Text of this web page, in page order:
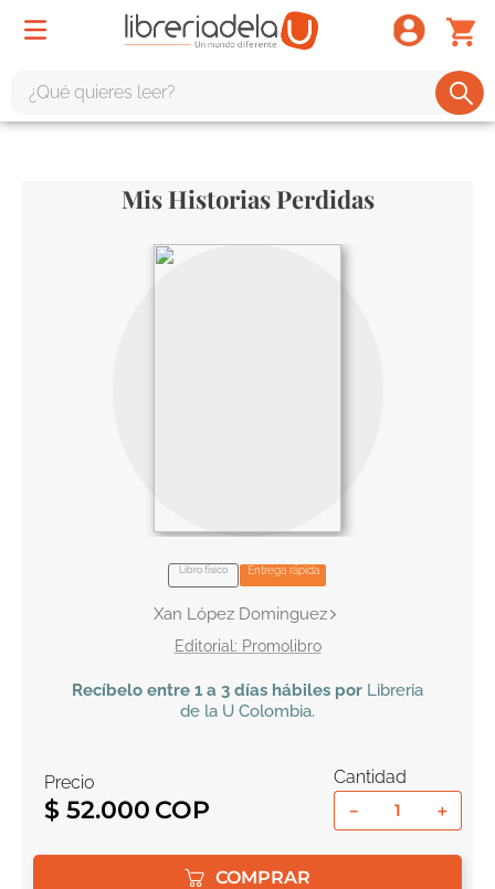
Mis Historias Perdidas
Libro físico Entrega rápida
Xan López Dominguez
Promolibro
Recíbelo entre 1 a 3 días hábiles por Libreria
de la U Colombia.
Precio
$ 52.000
Cantidad
＋
－
COMPRAR
harry potter